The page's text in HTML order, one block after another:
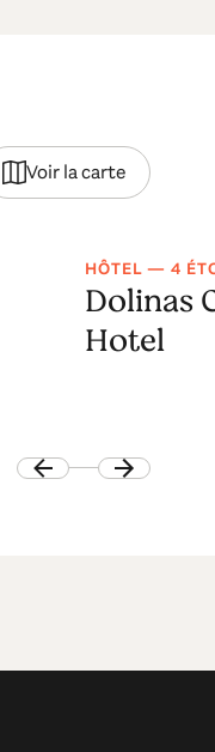
Voir la carte
HÔTEL — 4
Dolinas
Hotel